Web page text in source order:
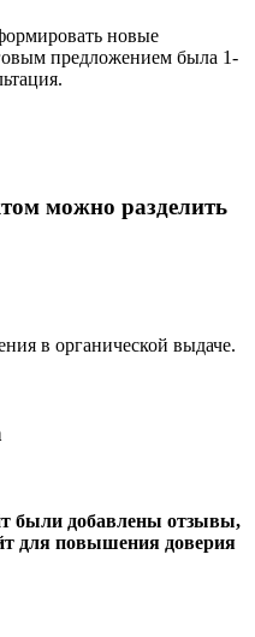
новые
предложением была 1-
можно разделить
в органической выдаче.
были добавлены отзывы,
для повышения доверия